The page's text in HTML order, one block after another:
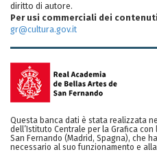
diritto di autore.
Per usi commerciali dei
gr@cultura.gov.it
Questa banca dati è stata realizzata
dell’Istituto Centrale per la Grafica con
San Fernando (Madrid, Spagna), che
necessario al suo funzionamento e